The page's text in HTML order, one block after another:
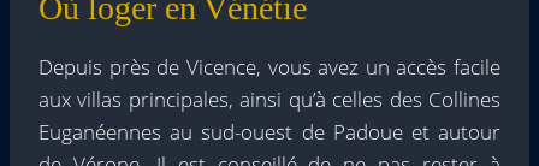
Où loger en Vénétie
Depuis près de Vicence, vous avez un accès facile
aux villas principales, ainsi qu’à celles des Collines
Euganéennes au sud-ouest de Padoue et autour